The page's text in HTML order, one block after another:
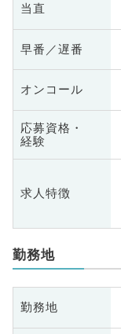
当直
早番／遅番
オンコール
応募資格・
経験
求人特徴
勤務地
勤務地